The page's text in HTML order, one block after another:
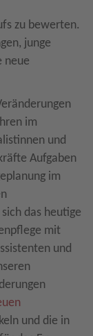
zu bewerten.
junge
neue
im
und
Aufgaben
im
das heutige
mit
und
und die in